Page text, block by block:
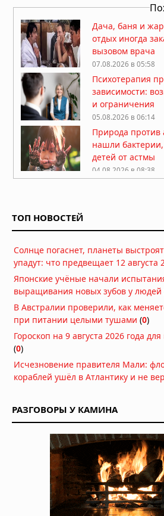
Дача, баня и
отдых иногда
вызовом врача
07.08.2026 в 05:58
Психотерапия
зависимости:
и ограничения
05.08.2026 в 06:14
Природа против
нашли
детей от астмы
04.08.2026 в 08:38
Какие
помогают
03.08.2026 в 06:39
Как перенести
КТ/МРТ на
03.08.2026 в 05:44
Фермерский
аллергии и
02.08.2026 в 07:00
остановить
УЗИ
мягких тканей
29.07.2026 в 05:40
Пять чашек кофе
ТОП НОВОСТЕЙ
Солнце погаснет, планеты
упадут: что предвещает 12 августа
Японские учёные начали
выращивания новых зубов у людей
В Австралии проверили, как
при питании целыми тушами (0)
Гороскоп на 9 августа 2026 года
(0)
Исчезновение правителя Мали:
кораблей ушёл в Атлантику и не
РАЗГОВОРЫ У КАМИНА